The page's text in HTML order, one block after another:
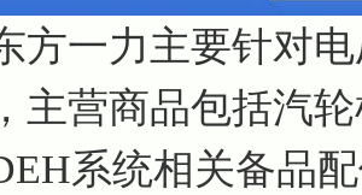
方一力主要针对
主营商品包括汽
系统相关备品